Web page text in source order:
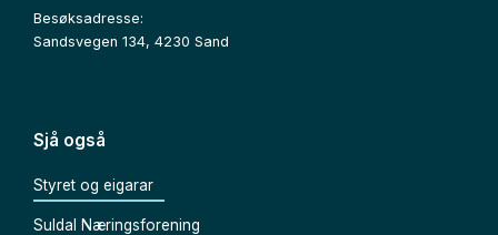
Besøksadresse:
Sandsvegen 134, 4230 Sand
Sjå også
Styret og eigarar
Suldal Næringsforening